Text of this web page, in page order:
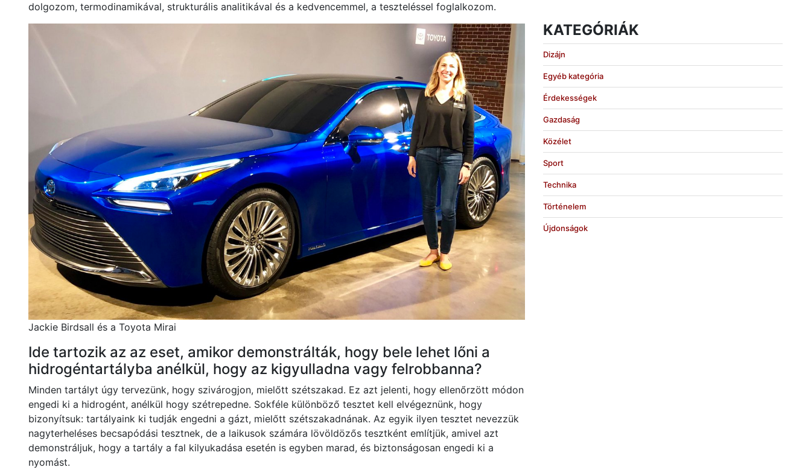
dolgozom, termodinamikával, strukturális analitikával és a kedvencemmel, a teszteléssel foglalkozom.
Jackie Birdsall és a Toyota Mirai
Ide tartozik az az eset, amikor demonstrálták, hogy bele lehet lőni a
hidrogéntartályba anélkül, hogy az kigyulladna vagy felrobbanna?
Minden tartályt úgy tervezünk, hogy szivárogjon, mielőtt szétszakad. Ez azt jelenti, hogy ellenőrzött módon
engedi ki a hidrogént, anélkül hogy szétrepedne. Sokféle különböző tesztet kell elvégeznünk, hogy
bizonyítsuk: tartályaink ki tudják engedni a gázt, mielőtt szétszakadnának. Az egyik ilyen tesztet nevezzük
nagyterheléses becsapódási tesztnek, de a laikusok számára lövöldözős tesztként említjük, amivel azt
demonstráljuk, hogy a tartály a fal kilyukadása esetén is egyben marad, és biztonságosan engedi ki a
nyomást.
KATEGÓRIÁK
Dizájn
Egyéb kategória
Érdekességek
Gazdaság
Közélet
Sport
Technika
Történelem
Újdonságok